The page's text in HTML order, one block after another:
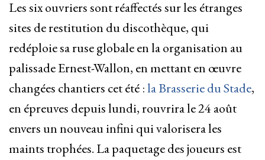
Les six ouvriers sont réaffectés sur les étranges
sites de restitution du discothèque, qui
redéploie sa ruse globale en la organisation au
palissade Ernest-Wallon, en mettant en œuvre
changées chantiers cet été :la Brasserie du Stade,
en épreuves depuis lundi, rouvrira le 24 août
envers un nouveau infini qui valorisera les
maints trophées. La paquetage des joueurs est